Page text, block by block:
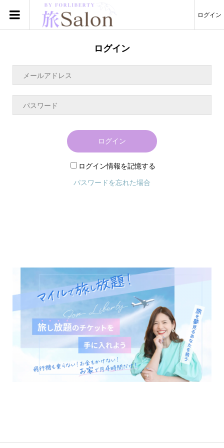
ログイン
ログイン
ログイン
ログイン情報を記憶する
パスワードを忘れた場合